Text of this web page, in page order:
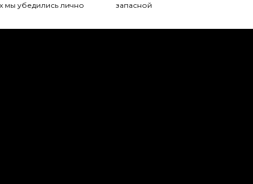
мы убедились лично
запасной